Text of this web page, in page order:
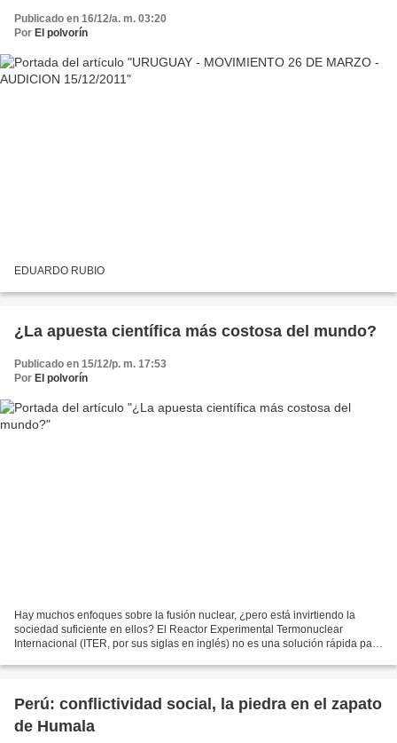
Publicado en 16/12/a. m. 03:20
Por El polvorín
EDUARDO RUBIO
¿La apuesta científica más costosa del mundo?
Publicado en 15/12/p. m. 17:53
Por El polvorín
Hay muchos enfoques sobre la fusión nuclear, ¿pero está invirtiendo la
sociedad suficiente en ellos? El Reactor Experimental Termonuclear
Internacional (ITER, por sus siglas en inglés) no es una solución rápida para
Perú: conflictividad social, la piedra en el zapato
de Humala